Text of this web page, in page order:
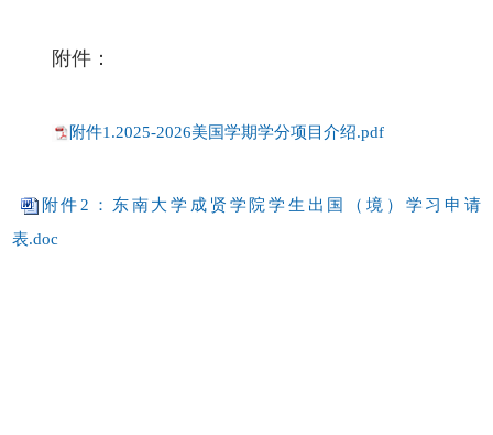
附件：
附件1.2025-2026美国学期学分项目介绍.pdf
附件2：东南大学成贤学院学生出国（境）学习申请
表.doc